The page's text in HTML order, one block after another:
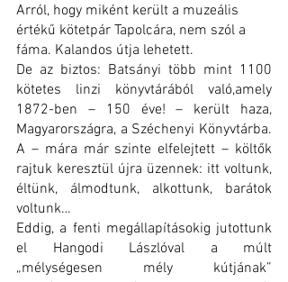
Arról, hogy miként került a muzeális
értékű kötetpár Tapolcára, nem szól a
fáma. Kalandos útja lehetett.
De az biztos: Batsányi több mint 1100
kötetes linzi könyvtárából való,amely
1872-ben – 150 éve! – került haza,
Magyarországra, a Széchenyi Könyvtárba.
A – mára már szinte elfelejtett – költők
rajtuk keresztül újra üzennek: itt voltunk,
éltünk, álmodtunk, alkottunk, barátok
voltunk…
Eddig, a fenti megállapításokig jutottunk
el Hangodi Lászlóval a múlt
„mélységesen mély kútjának”